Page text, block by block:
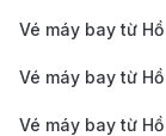
Nha Trang,
là "hòn ngọc
tuyệt đẹp,
Vé máy bay từ
Vé máy bay từ
Vé máy bay từ